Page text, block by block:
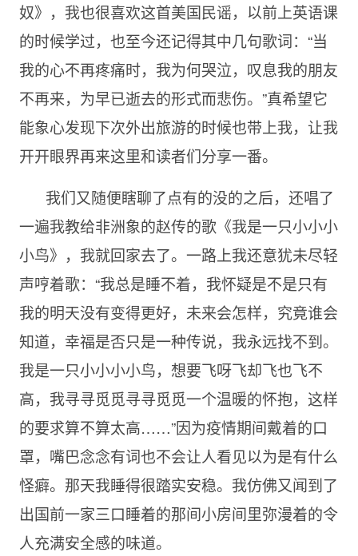
奴》，我也很喜欢这首美国民谣，以前上英语课
的时候学过，也至今还记得其中几句歌词：“当
我的心不再疼痛时，我为何哭泣，叹息我的朋友
不再来，为早已逝去的形式而悲伤。”真希望它
能象心发现下次外出旅游的时候也带上我，让我
开开眼界再来这里和读者们分享一番。
我们又随便瞎聊了点有的没的之后，还唱了
一遍我教给非洲象的赵传的歌《我是一只小小小
小鸟》，我就回家去了。一路上我还意犹未尽轻
声哼着歌：“我总是睡不着，我怀疑是不是只有
我的明天没有变得更好，未来会怎样，究竟谁会
知道，幸福是否只是一种传说，我永远找不到。
我是一只小小小小鸟，想要飞呀飞却飞也飞不
高，我寻寻觅觅寻寻觅觅一个温暖的怀抱，这样
的要求算不算太高……”因为疫情期间戴着的口
罩，嘴巴念念有词也不会让人看见以为是有什么
怪癖。那天我睡得很踏实安稳。我仿佛又闻到了
出国前一家三口睡着的那间小房间里弥漫着的令
人充满安全感的味道。